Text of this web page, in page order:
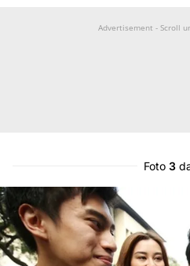
Advertisement - Scroll
Foto 3